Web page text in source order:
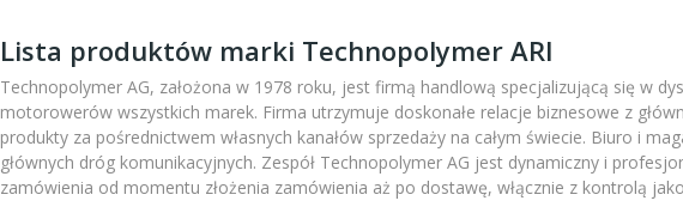
Lista produktów marki Technopolymer ARI
Technopolymer AG, założona w 1978 roku, jest firmą handlową specjalizującą się w
motorowerów wszystkich marek. Firma utrzymuje doskonałe relacje biznesowe z
produkty za pośrednictwem własnych kanałów sprzedaży na całym świecie. Biuro i
głównych dróg komunikacyjnych. Zespół Technopolymer AG jest dynamiczny i
zamówienia od momentu złożenia zamówienia aż po dostawę, włącznie z kontrolą